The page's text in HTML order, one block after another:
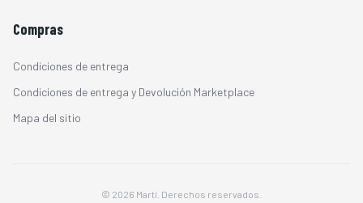
Compras
Condiciones de entrega
Condiciones de entrega y Devolución Marketplace
Mapa del sitio
© 2026 Martí. Derechos reservados.